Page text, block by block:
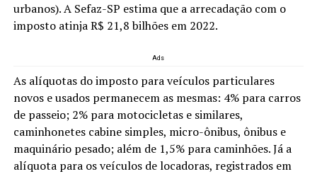
urbanos). A Sefaz-SP estima que a arrecadação com o
imposto atinja R$ 21,8 bilhões em 2022.
Ads
As alíquotas do imposto para veículos particulares
novos e usados permanecem as mesmas: 4% para carros
de passeio; 2% para motocicletas e similares,
caminhonetes cabine simples, micro-ônibus, ônibus e
maquinário pesado; além de 1,5% para caminhões. Já a
alíquota para os veículos de locadoras, registrados em